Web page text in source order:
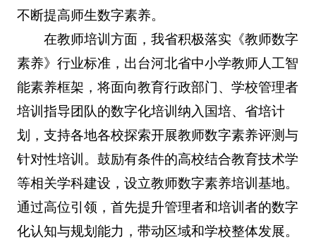
不断提高师生数字素养。
在教师培训方面，我省积极落实《教师数字
素养》行业标准，出台河北省中小学教师人工智
能素养框架，将面向教育行政部门、学校管理者
培训指导团队的数字化培训纳入国培、省培计
划，支持各地各校探索开展教师数字素养评测与
针对性培训。鼓励有条件的高校结合教育技术学
等相关学科建设，设立教师数字素养培训基地。
通过高位引领，首先提升管理者和培训者的数字
化认知与规划能力，带动区域和学校整体发展。